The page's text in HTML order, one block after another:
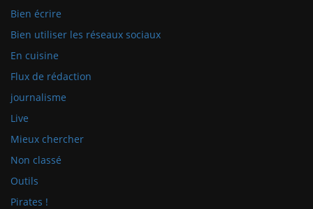
Bien écrire
Bien utiliser les réseaux sociaux
En cuisine
Flux de rédaction
journalisme
Live
Mieux chercher
Non classé
Outils
Pirates !